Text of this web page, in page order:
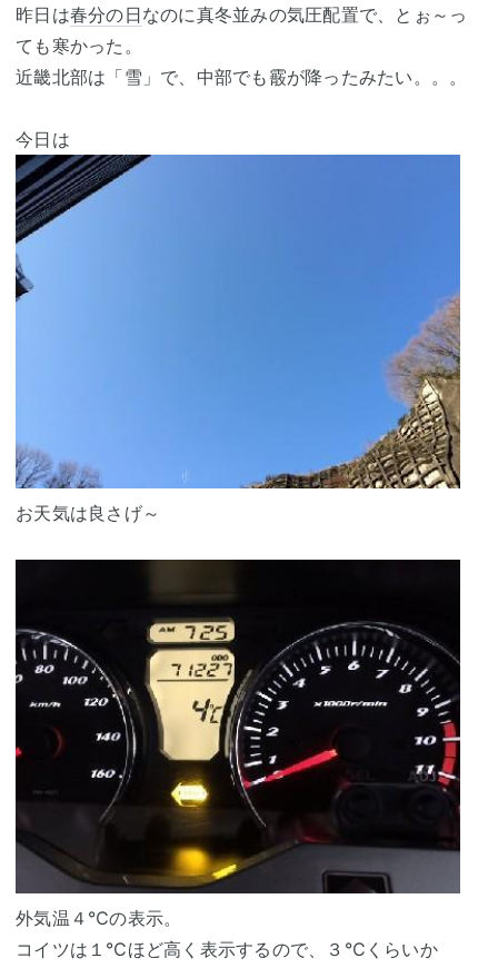
昨日は春分の日なのに真冬並みの気圧配置で、とぉ～っ
ても寒かった。
近畿北部は「雪」で、中部でも霰が降ったみたい。。。
今日は
お天気は良さげ～
外気温４℃の表示。
コイツは１℃ほど高く表示するので、３℃くらいか